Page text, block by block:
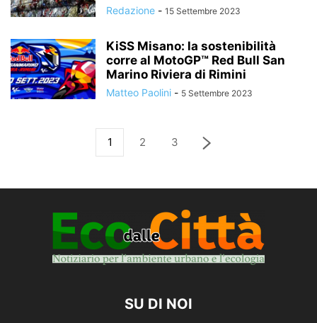
Redazione - 15 Settembre 2023
KiSS Misano: la sostenibilità
corre al MotoGP™ Red Bull San
Marino Riviera di Rimini
Matteo Paolini - 5 Settembre 2023
1 2 3
SU DI NOI